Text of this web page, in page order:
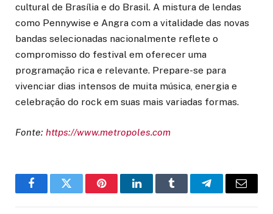
cultural de Brasília e do Brasil. A mistura de lendas
como Pennywise e Angra com a vitalidade das novas
bandas selecionadas nacionalmente reflete o
compromisso do festival em oferecer uma
programação rica e relevante. Prepare-se para
vivenciar dias intensos de muita música, energia e
celebração do rock em suas mais variadas formas.
Fonte: https://www.metropoles.com
FacebookTwitter PinterestLinkedInTumblr TelegramEmail